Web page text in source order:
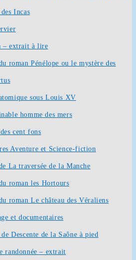
Incas
– extrait à lire
roman Pénélope ou le mystère des
sous Louis XV
homme des mers
cent fons
Aventure et Science-fiction
La traversée de la Manche
roman les Hortours
roman Le château des Véraliens
et documentaires
Descente de la Saône à pied
randonnée – extrait